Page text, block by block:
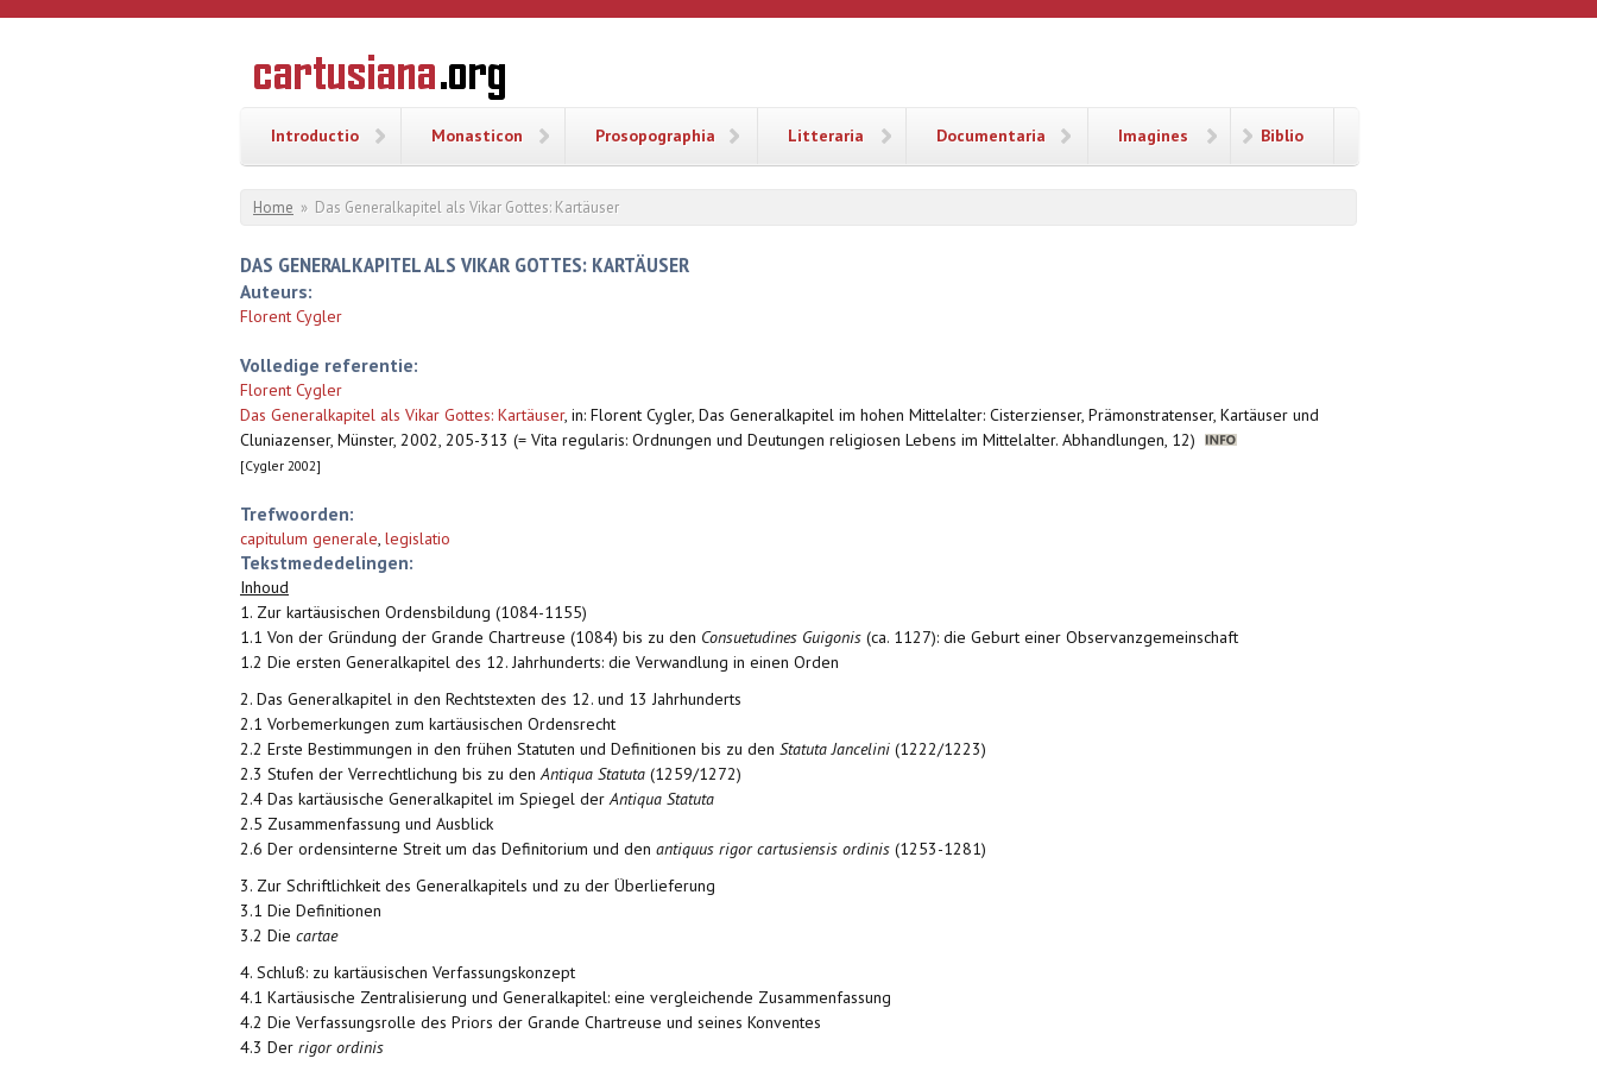
Overslaan en naar de inhoud gaan
CARTUSIANA
Geschiedenis
van de
Introductio Monasticon Prosopographia Litteraria Documentaria Imagines Biblio
U bent hier
Home » Das Generalkapitel als Vikar Gottes: Kartäuser
DAS GENERALKAPITEL ALS VIKAR GOTTES: KARTÄUSER
Auteurs:
Florent Cygler
Volledige referentie:
Florent Cygler
Das Generalkapitel als Vikar Gottes: Kartäuser, in: Florent Cygler, Das Generalkapitel im hohen Mittelalter: Cisterzienser, Prämonstratenser, Kartäuser und
Cluniazenser, Münster, 2002, 205-313 (= Vita regularis: Ordnungen und Deutungen religiosen Lebens im Mittelalter. Abhandlungen, 12)
[Cygler 2002]
Trefwoorden:
capitulum generale, legislatio
Tekstmededelingen:
Inhoud
1. Zur kartäusischen Ordensbildung (1084-1155)
1.1 Von der Gründung der Grande Chartreuse (1084) bis zu den Consuetudines Guigonis (ca. 1127): die Geburt einer Observanzgemeinschaft
1.2 Die ersten Generalkapitel des 12. Jahrhunderts: die Verwandlung in einen Orden
2. Das Generalkapitel in den Rechtstexten des 12. und 13 Jahrhunderts
2.1 Vorbemerkungen zum kartäusischen Ordensrecht
2.2 Erste Bestimmungen in den frühen Statuten und Definitionen bis zu den Statuta Jancelini (1222/1223)
2.3 Stufen der Verrechtlichung bis zu denAntiqua Statuta (1259/1272)
2.4 Das kartäusische Generalkapitel im Spiegel derAntiqua Statuta
2.5 Zusammenfassung und Ausblick
2.6 Der ordensinterne Streit um das Definitorium und den antiquus rigor cartusiensis ordinis (1253-1281)
3. Zur Schriftlichkeit des Generalkapitels und zu der Überlieferung
3.1 Die Definitionen
3.2 Die cartae
4. Schluß: zu kartäusischen Verfassungskonzept
4.1 Kartäusische Zentralisierung und Generalkapitel: eine vergleichende Zusammenfassung
4.2 Die Verfassungsrolle des Priors der Grande Chartreuse und seines Konventes
4.3 Der rigor ordinis